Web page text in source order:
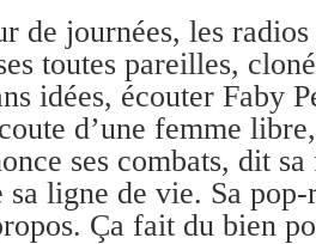
de journées, les
toutes pareilles,
idées, écouter Faby
d’une femme
ses combats, dit
sa ligne de vie. Sa
Ça fait du bien